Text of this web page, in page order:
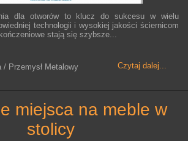
dla otworów to klucz do sukcesu w wielu
technologii i wysokiej jakości ściernicom
stają się szybsze...
Czytaj dalej...
/ Przemysł Metalowy
stolicy